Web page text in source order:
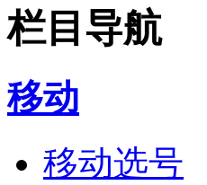
栏目导航
移动
移动选号